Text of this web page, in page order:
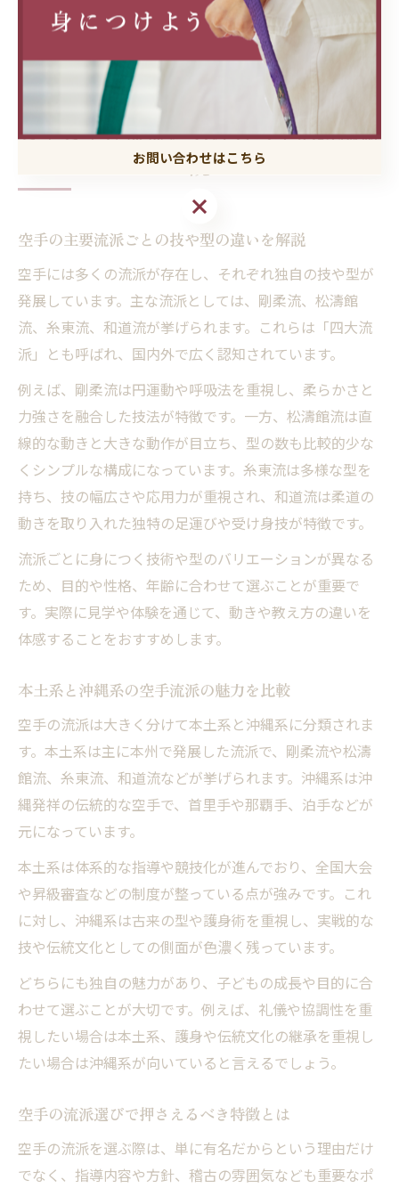
的になった」と感じており、将来の人間形成にも役立つ
点が空手の魅力といえるでしょう。
さまざまな流派における空手の特徴解
説
空手の主要流派ごとの技や型の違いを解説
空手には多くの流派が存在し、それぞれ独自の技や型が
発展しています。主な流派としては、剛柔流、松濤館
流、糸東流、和道流が挙げられます。これらは「四大流
派」とも呼ばれ、国内外で広く認知されています。
例えば、剛柔流は円運動や呼吸法を重視し、柔らかさと
力強さを融合した技法が特徴です。一方、松濤館流は直
線的な動きと大きな動作が目立ち、型の数も比較的少な
くシンプルな構成になっています。糸東流は多様な型を
持ち、技の幅広さや応用力が重視され、和道流は柔道の
動きを取り入れた独特の足運びや受け身技が特徴です。
流派ごとに身につく技術や型のバリエーションが異なる
ため、目的や性格、年齢に合わせて選ぶことが重要で
す。実際に見学や体験を通じて、動きや教え方の違いを
体感することをおすすめします。
本土系と沖縄系の空手流派の魅力を比較
空手の流派は大きく分けて本土系と沖縄系に分類されま
す。本土系は主に本州で発展した流派で、剛柔流や松濤
館流、糸東流、和道流などが挙げられます。沖縄系は沖
縄発祥の伝統的な空手で、首里手や那覇手、泊手などが
元になっています。
本土系は体系的な指導や競技化が進んでおり、全国大会
や昇級審査などの制度が整っている点が強みです。これ
に対し、沖縄系は古来の型や護身術を重視し、実戦的な
技や伝統文化としての側面が色濃く残っています。
どちらにも独自の魅力があり、子どもの成長や目的に合
わせて選ぶことが大切です。例えば、礼儀や協調性を重
視したい場合は本土系、護身や伝統文化の継承を重視し
たい場合は沖縄系が向いていると言えるでしょう。
空手の流派選びで押さえるべき特徴とは
空手の流派を選ぶ際は、単に有名だからという理由だけ
でなく、指導内容や方針、稽古の雰囲気なども重要なポ
お問い合わせはこちら
お問い合わせはこちら